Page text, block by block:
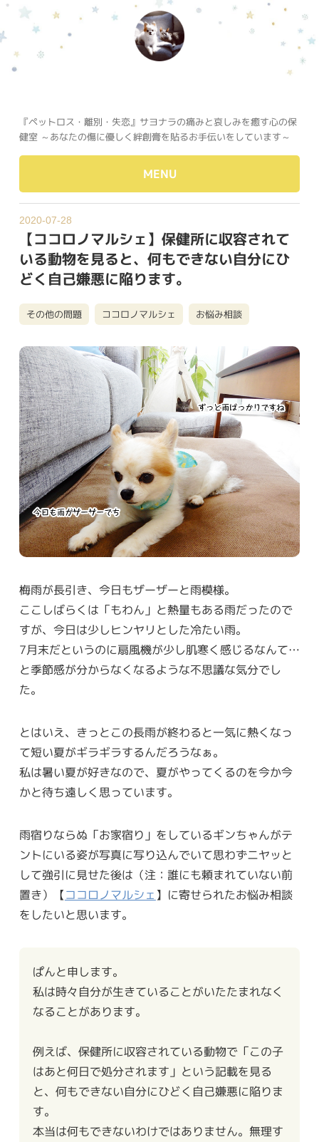
『ペットロス・離別・失恋』サヨナラの痛みと哀しみを癒す心の保
健室 ～あなたの傷に優しく絆創膏を貼るお手伝いをしています～
MENU
2020-07-28
【ココロノマルシェ】保健所に収容されて
いる動物を見ると、何もできない自分にひ
どく自己嫌悪に陥ります。
その他の問題 ココロノマルシェ お悩み相談
梅雨が長引き、今日もザーザーと雨模様。
ここしばらくは「もわん」と熱量もある雨だったので
すが、今日は少しヒンヤリとした冷たい雨。
7月末だというのに扇風機が少し肌寒く感じるなんて…
と季節感が分からなくなるような不思議な気分でし
た。
とはいえ、きっとこの長雨が終わると一気に熱くなっ
て短い夏がギラギラするんだろうなぁ。
私は暑い夏が好きなので、夏がやってくるのを今か今
かと待ち遠しく思っています。
雨宿りならぬ「お家宿り」をしているギンちゃんがテ
ントにいる姿が写真に写り込んでいて思わずニヤッと
して強引に見せた後は（注：誰にも頼まれていない前
置き）【ココロノマルシェ 】に寄せられたお悩み相談
をしたいと思います。
ぱんと申します。
私は時々自分が生きていることがいたたまれなく
なることがあります。
例えば、保健所に収容されている動物で「この子
はあと何日で処分されます」という記載を見る
と、何もできない自分にひどく自己嫌悪に陥りま
す。
本当は何もできないわけではありません。無理す